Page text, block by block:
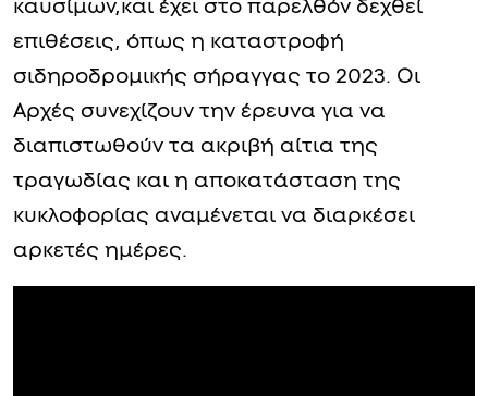
καυσίμων,και έχει στο παρελθόν δεχθεί
επιθέσεις, όπως η καταστροφή
σιδηροδρομικής σήραγγας το 2023. Οι
Αρχές συνεχίζουν την έρευνα για να
διαπιστωθούν τα ακριβή αίτια της
τραγωδίας και η αποκατάσταση της
κυκλοφορίας αναμένεται να διαρκέσει
αρκετές ημέρες.